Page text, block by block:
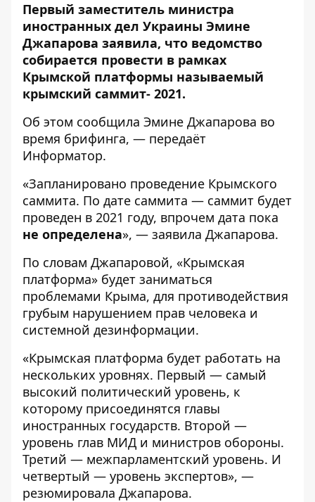
Первый заместитель министра
иностранных дел Украины Эмине
Джапарова заявила, что ведомство
собирается провести в рамках
Крымской платформы называемый
крымский саммит- 2021.
Об этом сообщила Эмине Джапарова во
время брифинга, — передаёт
Информатор.
«Запланировано проведение Крымского
саммита. По дате саммита — саммит будет
проведен в 2021 году, впрочем дата пока
не определена», — заявила Джапарова.
По словам Джапаровой, «Крымская
платформа» будет заниматься
проблемами Крыма, для противодействия
грубым нарушением прав человека и
системной дезинформации.
«Крымская платформа будет работать на
нескольких уровнях. Первый — самый
высокий политический уровень, к
которому присоединятся главы
иностранных государств. Второй —
уровень глав МИД и министров обороны.
Третий — межпарламентский уровень. И
четвертый — уровень экспертов», —
резюмировала Джапарова.